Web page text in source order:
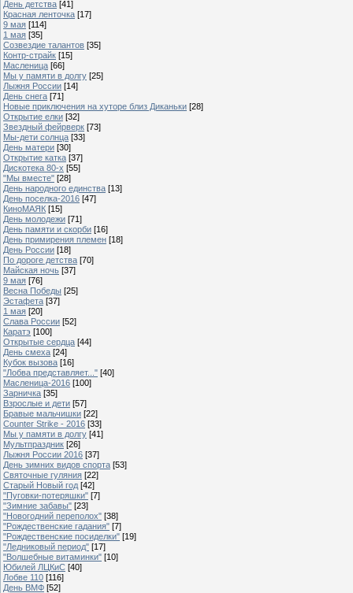
День детства [41]
Красная ленточка [17]
9 мая [114]
1 мая [35]
Созвездие талантов [35]
Контр-страйк [15]
Масленица [66]
Мы у памяти в долгу [25]
Лыжня России [14]
День снега [71]
Новые приключения на хуторе близ Диканьки [28]
Открытие елки [32]
Звездный фейрверк [73]
Мы-дети солнца [33]
День матери [30]
Открытие катка [37]
Дискотека 80-х [55]
"Мы вместе" [28]
День народного единства [13]
День поселка-2016 [47]
КиноМАЯК [15]
День молодежи [71]
День памяти и скорби [16]
День примирения племен [18]
День России [18]
По дороге детства [70]
Майская ночь [37]
9 мая [76]
Весна Победы [25]
Эстафета [37]
1 мая [20]
Слава России [52]
Каратэ [100]
Открытые сердца [44]
День смеха [24]
Кубок вызова [16]
"Лобва представляет..." [40]
Масленица-2016 [100]
Зарничка [35]
Взрослые и дети [57]
Бравые мальчишки [22]
Counter Strike - 2016 [33]
Мы у памяти в долгу [41]
Мультпраздник [26]
Лыжня России 2016 [37]
День зимних видов спорта [53]
Святочные гуляния [22]
Старый Новый год [42]
"Пуговки-потеряшки" [7]
"Зимние забавы" [23]
"Новогодний переполох" [38]
"Рождественские гадания" [7]
"Рождественские посиделки" [19]
"Ледниковый период" [17]
"Волшебные витаминки" [10]
Юбилей ЛЦКиС [40]
Лобве 110 [116]
День ВМФ [52]